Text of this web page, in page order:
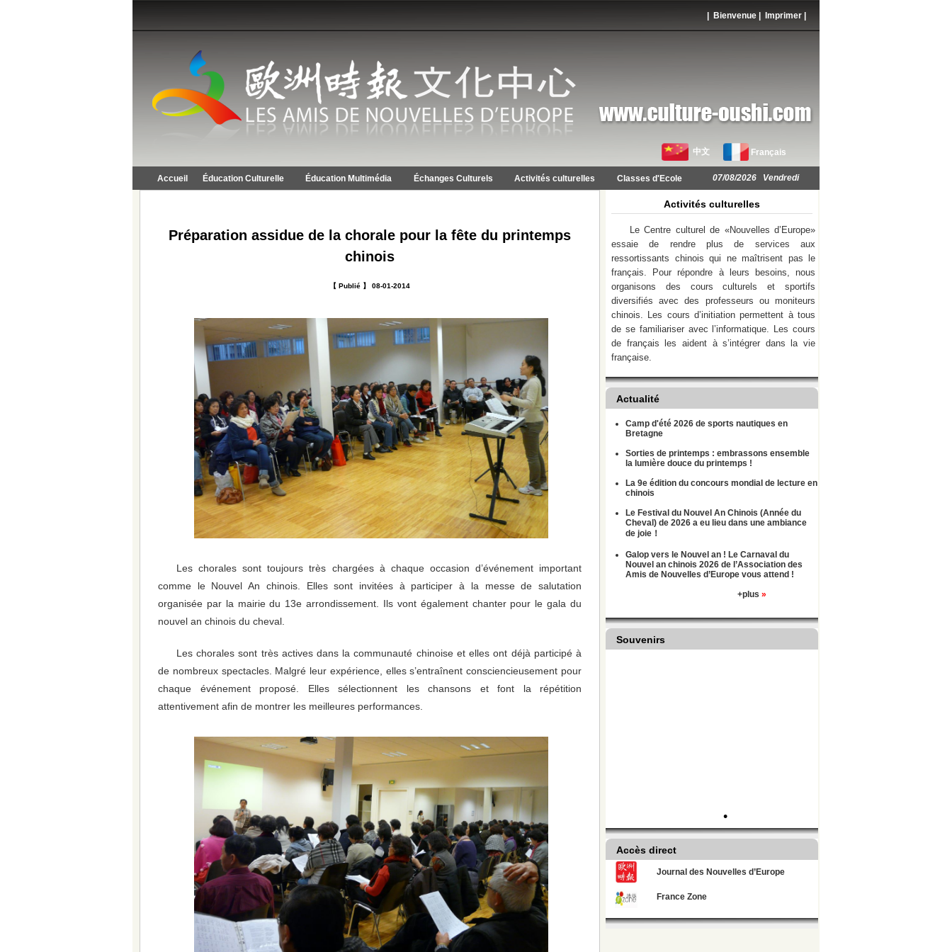
| Bienvenue | Imprimer
中文 Français
Accueil Éducation Culturelle Éducation Multimédia Échanges Culturels Activités culturelles Classes d'Ecole 07/08/2026 Vendredi
Préparation assidue de la chorale pour la fête du printemps
chinois
【 Publié 】 08-01-2014
Les chorales sont toujours très chargées à chaque occasion d’événement important
comme le Nouvel An chinois. Elles sont invitées à participer à la messe de salutation
organisée par la mairie du 13e arrondissement. Ils vont également chanter pour le gala du
nouvel an chinois du cheval.
Les chorales sont très actives dans la communauté chinoise et elles ont déjà participé à
de nombreux spectacles. Malgré leur expérience, elles s’entraînent consciencieusement pour
chaque événement proposé. Elles sélectionnent les chansons et font la répétition
attentivement afin de montrer les meilleures performances.
Activités culturelles
Le Centre culturel de «Nouvelles d’Europe»
essaie de rendre plus de services aux
ressortissants chinois qui ne maîtrisent pas le
français. Pour répondre à leurs besoins, nous
organisons des cours culturels et sportifs
diversifiés avec des professeurs ou moniteurs
chinois. Les cours d’initiation permettent à tous
de se familiariser avec l’informatique. Les cours
de français les aident à s’intégrer dans la vie
française.
Actualité
Camp d'été 2026 de sports nautiques en
Bretagne
Sorties de printemps : embrassons ensemble
la lumière douce du printemps !
La 9e édition du concours mondial de lecture en
chinois
Le Festival du Nouvel An Chinois (Année du
Cheval) de 2026 a eu lieu dans une ambiance
de joie！
Galop vers le Nouvel an ! Le Carnaval du
Nouvel an chinois 2026 de l’Association des
Amis de Nouvelles d’Europe vous attend !
+plus »
Souvenirs
•
Accès direct
Journal des Nouvelles d’Europe
France Zone